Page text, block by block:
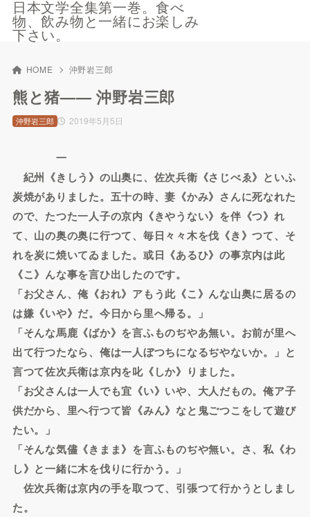
日本文学全集第一巻。食べ
物、飲み物と一緒にお楽しみ
下さい。
HOME 沖野岩三郎
熊と猪—— 沖野岩三郎
2019年5月5日
沖野岩三郎
一
紀州《きしう》の山奥に、佐次兵衛《さじべゑ》といふ
炭焼がありました。五十の時、妻《かみ》さんに死なれた
ので、たつた一人子の京内《きやうない》を伴《つ》れ
て、山の奥の奥に行つて、毎日々々木を伐《き》つて、そ
れを炭に焼いてゐました。或日《あるひ》の事京内は此
《こ》んな事を言ひ出したのです。
「お父さん、俺《おれ》アもう此《こ》んな山奥に居るの
は嫌《いや》だ。今日から里へ帰る。」
「そんな馬鹿《ばか》を言ふものぢやあ無い。お前が里へ
出て行つたなら、俺は一人ぼつちになるぢやないか。」と
言つて佐次兵衛は京内を叱《しか》りました。
「お父さんは一人でも宜《い》いや、大人だもの。俺ア子
供だから、里へ行つて皆《みん》なと鬼ごつこをして遊び
たい。」
「そんな気儘《きまま》を言ふものぢや無い。さ、私《わ
し》と一緒に木を伐りに行かう。」
佐次兵衛は京内の手を取つて、引張つて行かうとしまし
た。